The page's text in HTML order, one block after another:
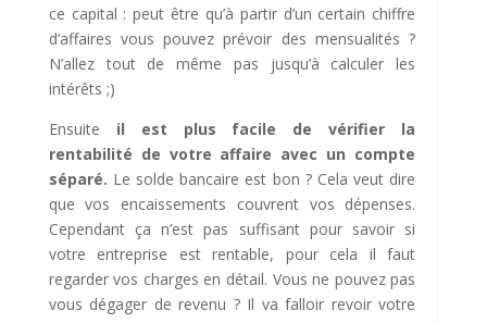
ce capital : peut être qu’à partir d’un certain chiffre
d’affaires vous pouvez prévoir des mensualités ?
N’allez tout de même pas jusqu’à calculer les
intérêts ;)
Ensuite il est plus facile de vérifier la
rentabilité de votre affaire avec un compte
séparé. Le solde bancaire est bon ? Cela veut dire
que vos encaissements couvrent vos dépenses.
Cependant ça n’est pas suffisant pour savoir si
votre entreprise est rentable, pour cela il faut
regarder vos charges en détail. Vous ne pouvez pas
vous dégager de revenu ? Il va falloir revoir votre